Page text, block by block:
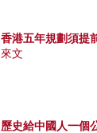
香港五年規劃須提
來文
歷史給中國人一個